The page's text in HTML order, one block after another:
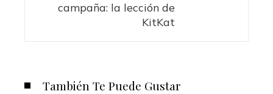
campaña: la lección de
KitKat
También Te Puede Gustar